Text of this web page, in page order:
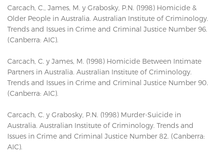
Carcach, C., James, M. y Grabosky, P.N. (1998) Homicide &
Older People in Australia. Australian Institute of Criminology.
Trends and Issues in Crime and Criminal Justice Number 96.
(Canberra: AIC).
Carcach, C. y James, M. (1998) Homicide Between Intimate
Partners in Australia. Australian Institute of Criminology.
Trends and Issues in Crime and Criminal Justice Number 90.
(Canberra: AIC).
Carcach, C. y Grabosky, P.N. (1998) Murder-Suicide in
Australia. Australian Institute of Criminology. Trends and
Issues in Crime and Criminal Justice Number 82. (Canberra:
AIC).